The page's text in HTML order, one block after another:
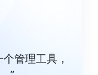
管理工具，